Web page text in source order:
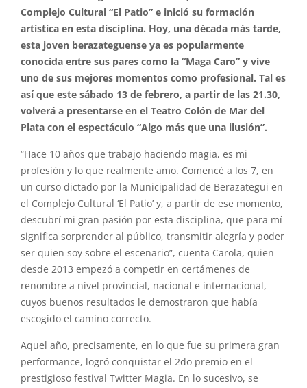
Complejo Cultural “El Patio” e inició su formación
artística en esta disciplina. Hoy, una década más tarde,
esta joven berazateguense ya es popularmente
conocida entre sus pares como la “Maga Caro” y vive
uno de sus mejores momentos como profesional. Tal es
así que este sábado 13 de febrero, a partir de las 21.30,
volverá a presentarse en el Teatro Colón de Mar del
Plata con el espectáculo “Algo más que una ilusión”.
“Hace 10 años que trabajo haciendo magia, es mi
profesión y lo que realmente amo. Comencé a los 7, en
un curso dictado por la Municipalidad de Berazategui en
el Complejo Cultural ‘El Patio’ y, a partir de ese momento,
descubrí mi gran pasión por esta disciplina, que para mí
significa sorprender al público, transmitir alegría y poder
ser quien soy sobre el escenario”, cuenta Carola, quien
desde 2013 empezó a competir en certámenes de
renombre a nivel provincial, nacional e internacional,
cuyos buenos resultados le demostraron que había
escogido el camino correcto.
Aquel año, precisamente, en lo que fue su primera gran
performance, logró conquistar el 2do premio en el
prestigioso festival Twitter Magia. En lo sucesivo, se